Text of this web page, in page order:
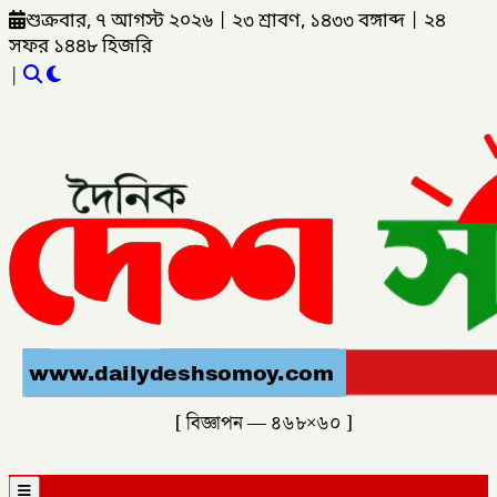
শুক্রবার, ৭ আগস্ট ২০২৬ ২৩ শ্রাবণ, ১৪৩৩ বঙ্গাব্দ
২৪
সফর ১৪৪৮ হিজরি
|
[ বিজ্ঞাপন — ৪৬৮×৬০ ]